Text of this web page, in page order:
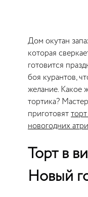
Дом окутан
которая
готовится
боя курантов,
желание. Какое
тортика?
приготовят
новогодних
Торт в
Новый